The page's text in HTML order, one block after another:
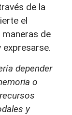
de la
el
de
depender
o
y